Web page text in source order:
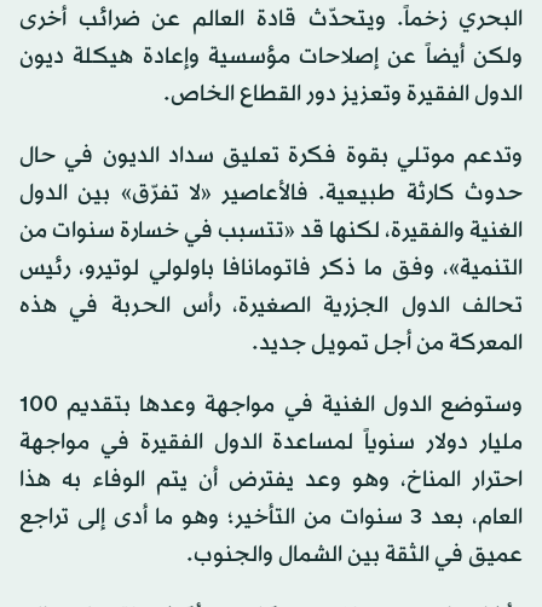
البحري زخماً. ويتحدّث قادة العالم عن ضرائب أخرى
ولكن أيضاً عن إصلاحات مؤسسية وإعادة هيكلة ديون
الدول الفقيرة وتعزيز دور القطاع الخاص.
وتدعم موتلي بقوة فكرة تعليق سداد الديون في حال
حدوث كارثة طبيعية. فالأعاصير «لا تفرّق» بين الدول
الغنية والفقيرة، لكنها قد «تتسبب في خسارة سنوات من
التنمية»، وفق ما ذكر فاتومانافا باولولي لوتيرو، رئيس
تحالف الدول الجزرية الصغيرة، رأس الحربة في هذه
المعركة من أجل تمويل جديد.
وستوضع الدول الغنية في مواجهة وعدها بتقديم 100
مليار دولار سنوياً لمساعدة الدول الفقيرة في مواجهة
احترار المناخ، وهو وعد يفترض أن يتم الوفاء به هذا
العام، بعد 3 سنوات من التأخير؛ وهو ما أدى إلى تراجع
عميق في الثقة بين الشمال والجنوب.